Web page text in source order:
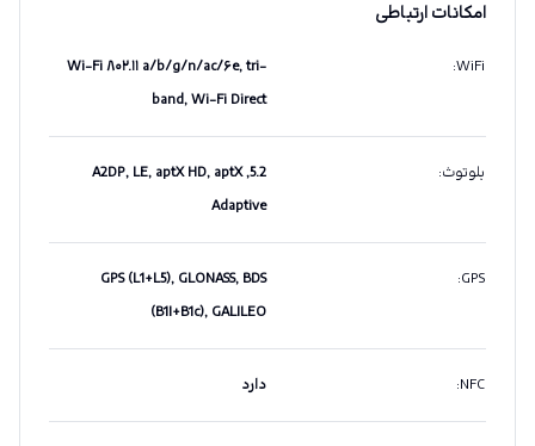
امکانات ارتباطی
WiFi
:
Wi-Fi ۸۰۲.۱۱ a/b/g/n/ac/۶e, tri-
band, Wi-Fi Direct
بلوتوث:
5.2, A2DP, LE, aptX HD, aptX
Adaptive
GPS
:
GPS (L1+L5), GLONASS, BDS
(B1I+B1c), GALILEO
NFC
: دارد